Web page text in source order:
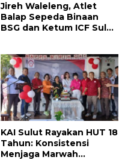
Jireh Waleleng, Atlet
Balap Sepeda Binaan
BSG dan Ketum ICF Sulut
KAI Sulut Rayakan HUT 18
Tahun: Konsistensi
Menjaga Marwah